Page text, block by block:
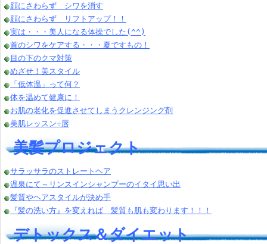
顔にさわらず シワを消す
顔にさわらず リフトアップ！！
実は・・・美人になる体操でした(^^)
首のシワをケアする・・・夏ですもの！
目の下のクマ対策
めざせ！美スタイル
「低体温」って何？
体を温めて健康に！
お肌の老化を促進させてしまうクレンジング剤
美肌レッスン☆唇
美髪プロジェクト
サラッサラのストレートヘア
温泉にて～リンスインシャンプーのイタイ思い出
髪質やヘアスタイルが決め手
『髪の洗い方』を変えれば 髪質も肌も変わります！！！
デトックス＆ダイエット